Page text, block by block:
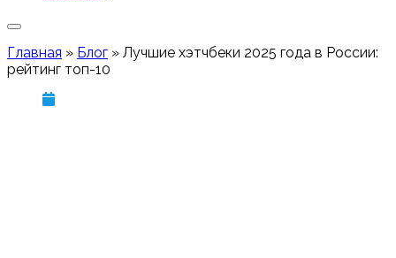
Главная » Блог » Лучшие хэтчбеки 2025 года в России:
рейтинг топ-10